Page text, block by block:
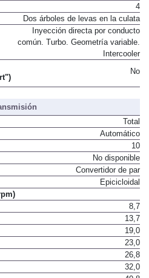
4
Dos árboles de levas en la culata
Inyección directa por conducto
común. Turbo. Geometría variable.
Intercooler
No
Total
Automático
10
No disponible
Convertidor de par
Epicicloidal
8,7
13,7
19,0
23,0
26,8
32,0